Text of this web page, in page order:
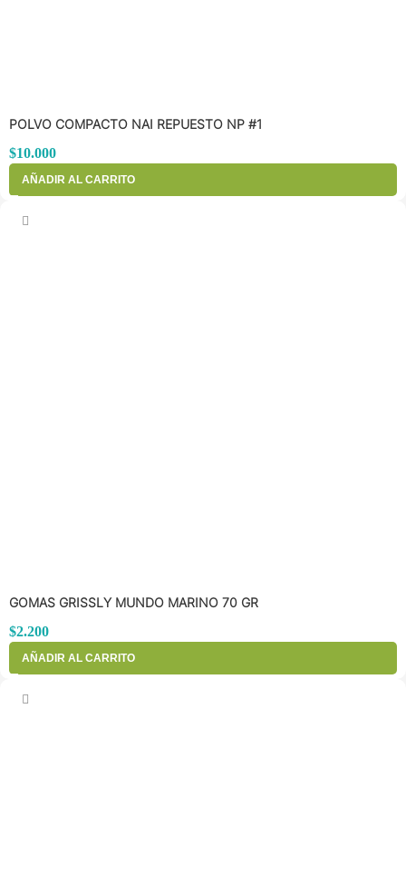
POLVO COMPACTO NAI REPUESTO NP #1
$10.000
AÑADIR AL CARRITO
GOMAS GRISSLY MUNDO MARINO 70 GR
$2.200
AÑADIR AL CARRITO